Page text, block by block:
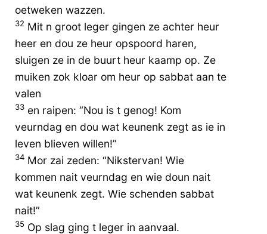
oetweken wazzen.
32 Mit n groot leger gingen ze achter heur
heer en dou ze heur opspoord haren,
sluigen ze in de buurt heur kaamp op. Ze
muiken zok kloar om heur op sabbat aan te
valen
33 en raipen: “Nou is t genog! Kom
veurndag en dou wat keunenk zegt as ie in
leven blieven willen!”
34 Mor zai zeden: “Nikstervan! Wie
kommen nait veurndag en wie doun nait
wat keunenk zegt. Wie schenden sabbat
nait!”
35 Op slag ging t leger in aanvaal.